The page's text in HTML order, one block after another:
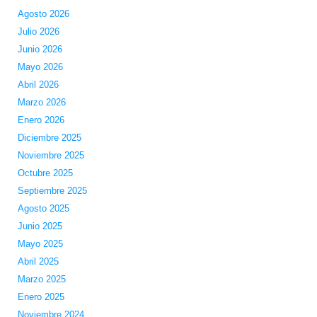
Agosto 2026
Julio 2026
Junio 2026
Mayo 2026
Abril 2026
Marzo 2026
Enero 2026
Diciembre 2025
Noviembre 2025
Octubre 2025
Septiembre 2025
Agosto 2025
Junio 2025
Mayo 2025
Abril 2025
Marzo 2025
Enero 2025
Noviembre 2024